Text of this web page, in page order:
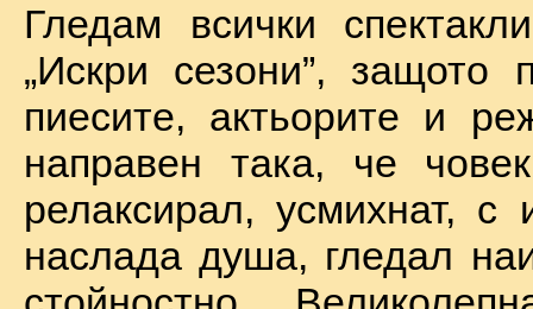
Гледам всички
„Искри сезони”, защото
пиесите, актьорите и
направен така, че
релаксирал, усмихнат, с
наслада душа, гледал